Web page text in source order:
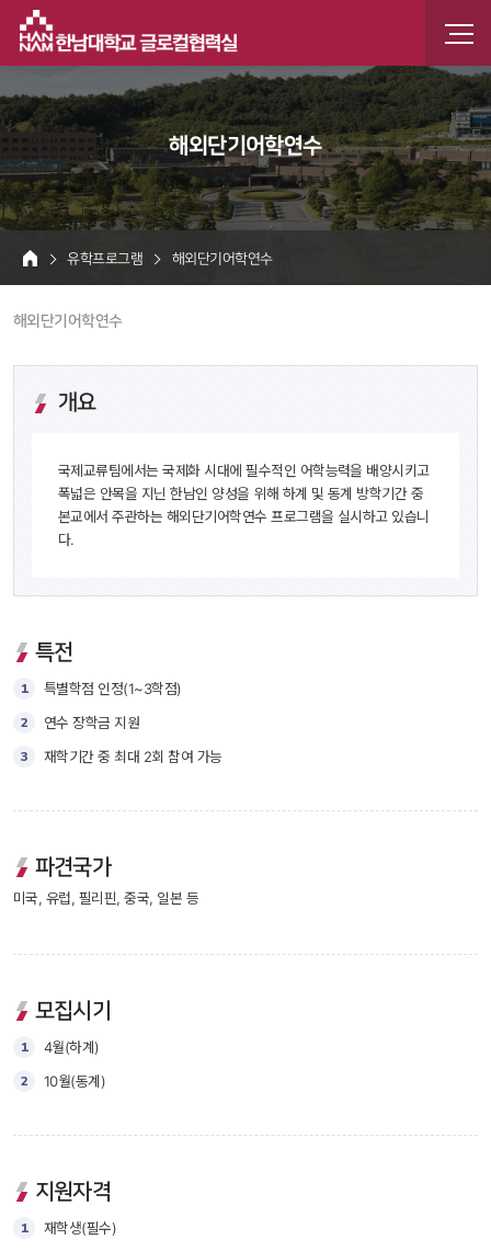
한
한남인
해외단기어학연수
HOME
유학프로그램 해외단기어학연수
해외단기어학연수
개요
국제교류팀에서는 국제화 시대에 필수적인 어학능력을 배양시키고
폭넓은 안목을 지닌 한남인 양성을 위해 하계 및 동계 방학기간 중
본교에서 주관하는 해외단기어학연수 프로그램을 실시하고 있습니
다.
특전
1
특별학점 인정(1~3학점)
2
연수 장학금 지원
3
재학기간 중 최대 2회 참여 가능
파견국가
미국, 유럽, 필리핀, 중국, 일본 등
모집시기
1
4월(하계)
2
10월(동계)
지원자격
1
재학생(필수)